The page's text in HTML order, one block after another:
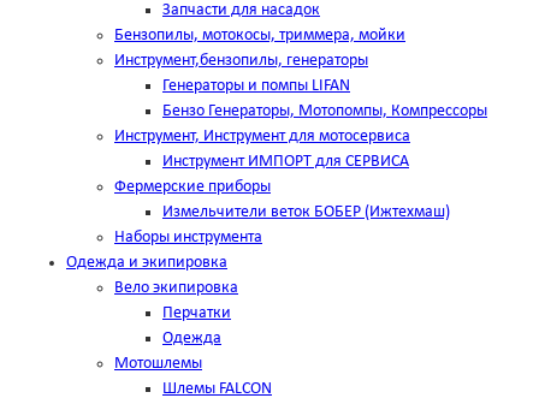
Запчасти для насадок
Бензопилы, мотокосы, триммера, мойки
Инструмент,бензопилы, генераторы
Генераторы и помпы LIFAN
Бензо Генераторы, Мотопомпы, Компрессоры
Инструмент, Инструмент для мотосервиса
Инструмент ИМПОРТ для СЕРВИСА
Фермерские приборы
Измельчители веток БОБЕР (Ижтехмаш)
Наборы инструмента
Одежда и экипировка
Вело экипировка
Перчатки
Одежда
Мотошлемы
Шлемы FALCON